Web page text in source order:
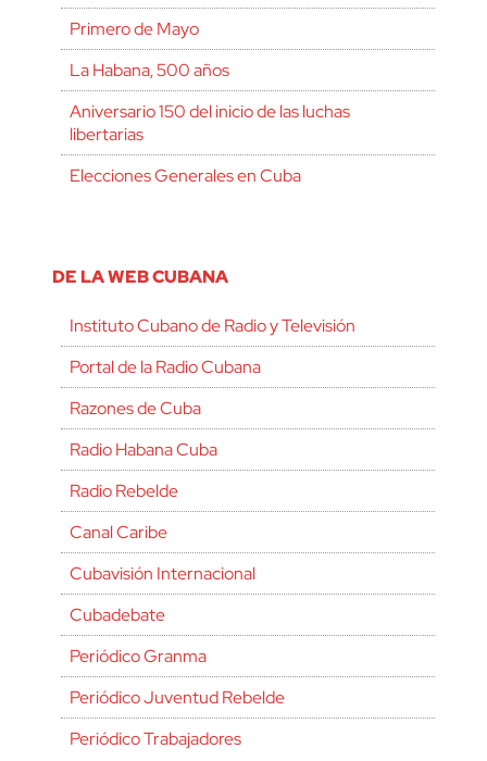
Primero de Mayo
La Habana, 500 años
Aniversario 150 del inicio de las luchas
libertarias
Elecciones Generales en Cuba
DE LA WEB CUBANA
Instituto Cubano de Radio y Televisión
Portal de la Radio Cubana
Razones de Cuba
Radio Habana Cuba
Radio Rebelde
Canal Caribe
Cubavisión Internacional
Cubadebate
Periódico Granma
Periódico Juventud Rebelde
Periódico Trabajadores